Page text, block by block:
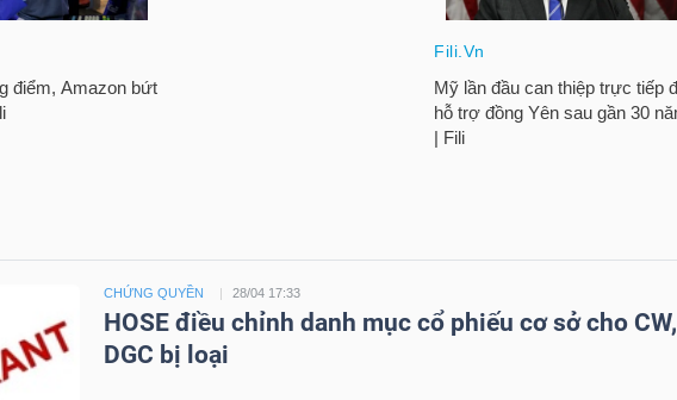
CHỨNG QUYỀN 28/04 17:33
HOSE điều chỉnh danh mục cổ phiếu cơ sở cho CW,
DGC bị loại